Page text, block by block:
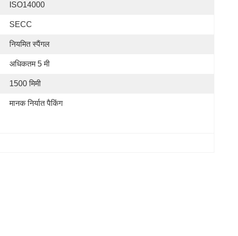
ISO14000
SECC
नियमित स्पैंगल
अधिकतम 5 मी
1500 मिमी
मानक निर्यात पैकिंग